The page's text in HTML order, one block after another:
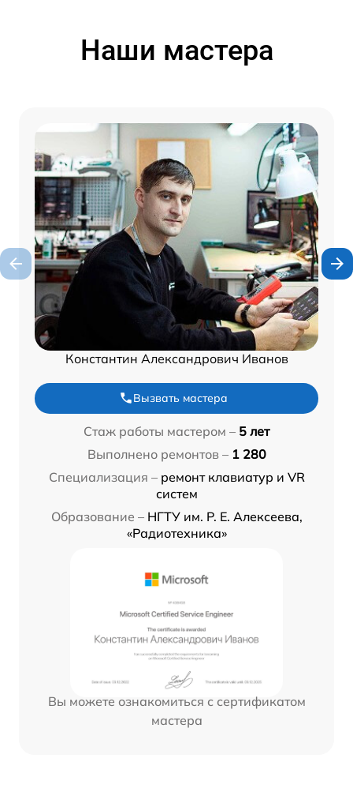
Наши мастера
Константин Александрович Иванов
Вызвать мастера
Стаж работы мастером – 5 лет
Выполнено ремонтов – 1 280
Специализация – ремонт клавиатур и VR
систем
Образование – НГТУ им. Р. Е. Алексеева,
«Радиотехника»
Вы можете ознакомиться с сертификатом
мастера